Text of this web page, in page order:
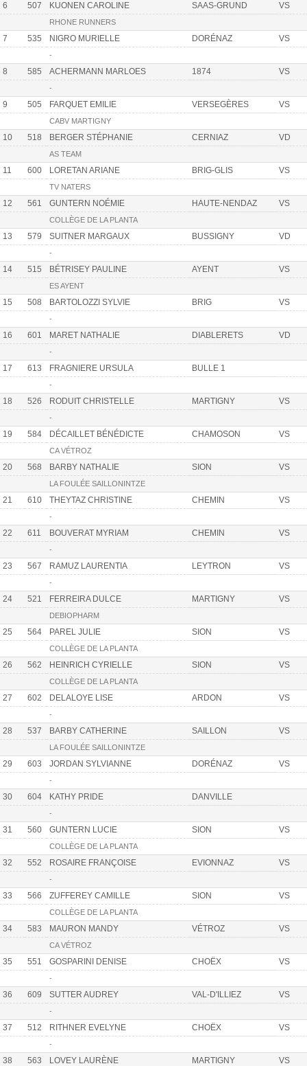
6 507 KUONEN CAROLINE SAAS-GRUND VS
RHONE RUNNERS
7 535 NIGRO MURIELLE DORÉNAZ VS
-
8 585 ACHERMANN MARLOES 1874 VS
-
9 505 FARQUET EMILIE VERSEGÈRES VS
CABV MARTIGNY
10 518 BERGER STÉPHANIE CERNIAZ VD
AS TEAM
11 600 LORETAN ARIANE BRIG-GLIS VS
TV NATERS
12 561 GUNTERN NOÉMIE HAUTE-NENDAZ VS
COLLÈGE DE LA PLANTA
13 579 SUITNER MARGAUX BUSSIGNY VD
-
14 515 BÉTRISEY PAULINE AYENT VS
ES AYENT
15 508 BARTOLOZZI SYLVIE BRIG VS
-
16 601 MARET NATHALIE DIABLERETS VD
-
17 613 FRAGNIERE URSULA BULLE 1
-
18 526 RODUIT CHRISTELLE MARTIGNY VS
-
19 584 DÉCAILLET BÉNÉDICTE CHAMOSON VS
CA VÉTROZ
20 568 BARBY NATHALIE SION VS
LA FOULÉE SAILLONINTZE
21 610 THEYTAZ CHRISTINE CHEMIN VS
-
22 611 BOUVERAT MYRIAM CHEMIN VS
-
23 567 RAMUZ LAURENTIA LEYTRON VS
-
24 521 FERREIRA DULCE MARTIGNY VS
DEBIOPHARM
25 564 PAREL JULIE SION VS
COLLÈGE DE LA PLANTA
26 562 HEINRICH CYRIELLE SION VS
COLLÈGE DE LA PLANTA
27 602 DELALOYE LISE ARDON VS
-
28 537 BARBY CATHERINE SAILLON VS
LA FOULÉE SAILLONINTZE
29 603 JORDAN SYLVIANNE DORÉNAZ VS
-
30 604 KATHY PRIDE DANVILLE
-
31 560 GUNTERN LUCIE SION VS
COLLÈGE DE LA PLANTA
32 552 ROSAIRE FRANÇOISE EVIONNAZ VS
-
33 566 ZUFFEREY CAMILLE SION VS
COLLÈGE DE LA PLANTA
34 583 MAURON MANDY VÉTROZ VS
CA VÉTROZ
35 551 GOSPARINI DENISE CHOËX VS
-
36 609 SUTTER AUDREY VAL-D'ILLIEZ VS
-
37 512 RITHNER EVELYNE CHOËX VS
-
38 563 LOVEY LAURÈNE MARTIGNY VS